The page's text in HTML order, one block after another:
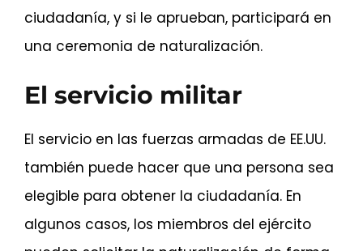
ciudadanía, y si le aprueban, participará en
una ceremonia de naturalización.
El servicio militar
El servicio en las fuerzas armadas de EE.UU.
también puede hacer que una persona sea
elegible para obtener la ciudadanía. En
algunos casos, los miembros del ejército